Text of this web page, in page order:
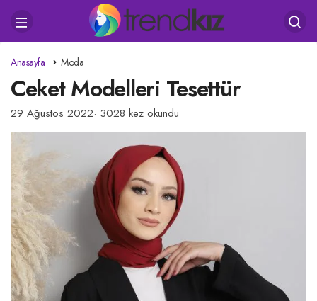
Anasayfa Moda
Ceket Modelleri Tesettür
29 Ağustos 2022 3028 kez okundu